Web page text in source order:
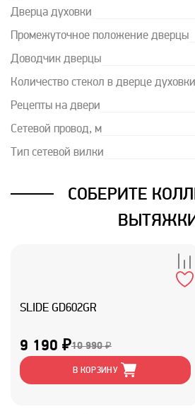
Дверца духовки
Промежуточное положение дверцы
Доводчик дверцы
Количество стекол в дверце духовки
Рецепты на двери
Сетевой провод, м
Тип сетевой вилки
СОБЕРИТЕ
SLIDE GD602GR
9 190 ₽10 990 ₽
В КОРЗИНУ